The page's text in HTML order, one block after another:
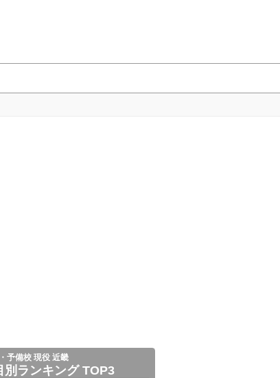
予備校 現役 近畿
別ランキング TOP3